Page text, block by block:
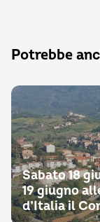
Potrebbe
Sabato 18
19 giugno
d’Italia il